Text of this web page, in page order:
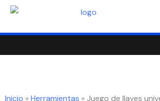
contenido
Inicio »Herramientas »Juego de llaves